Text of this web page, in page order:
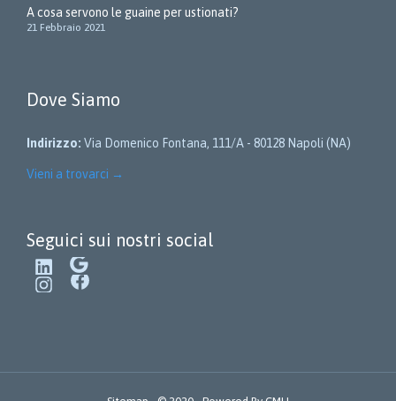
A cosa servono le guaine per ustionati?
21 Febbraio 2021
Dove Siamo
Indirizzo: Via Domenico Fontana, 111/A - 80128 Napoli (NA)
Vieni a trovarci →
Seguici sui nostri social
LinkedIn Google
InstagramFacebook